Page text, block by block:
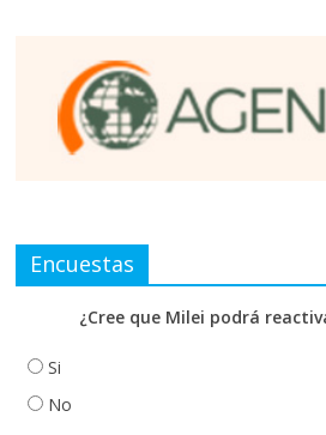
Encuestas
¿Cree que Milei podrá
Si
No